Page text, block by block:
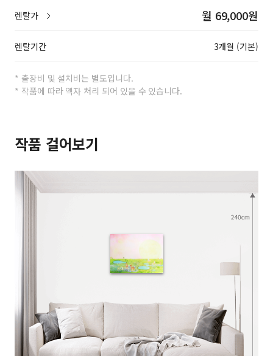
렌탈가 월 69,000원
렌탈기간 3개월 (기본)
* 출장비 및 설치비는 별도입니다.
* 작품에 따라 액자 처리 되어 있을 수 있습니다.
작품 걸어보기